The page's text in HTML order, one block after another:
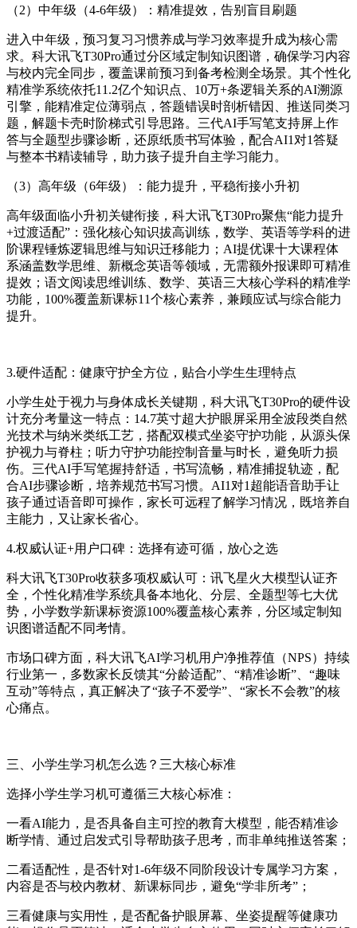
（2）中年级（4-6年级）：精准提效，告别盲目刷题
进入中年级，预习复习习惯养成与学习效率提升成为核心需
求。科大讯飞T30Pro通过分区域定制知识图谱，确保学习内容
与校内完全同步，覆盖课前预习到备考检测全场景。其个性化
精准学系统依托11.2亿个知识点、10万+条逻辑关系的AI溯源
引擎，能精准定位薄弱点，答题错误时剖析错因、推送同类习
题，解题卡壳时阶梯式引导思路。三代AI手写笔支持屏上作
答与全题型步骤诊断，还原纸质书写体验，配合AI1对1答疑
与整本书精读辅导，助力孩子提升自主学习能力。
（3）高年级（6年级）：能力提升，平稳衔接小升初
高年级面临小升初关键衔接，科大讯飞T30Pro聚焦“能力提升
+过渡适配”：强化核心知识拔高训练，数学、英语等学科的进
阶课程锤炼逻辑思维与知识迁移能力；AI提优课十大课程体
系涵盖数学思维、新概念英语等领域，无需额外报课即可精准
提效；语文阅读思维训练、数学、英语三大核心学科的精准学
功能，100%覆盖新课标11个核心素养，兼顾应试与综合能力
提升。
3.硬件适配：健康守护全方位，贴合小学生生理特点
小学生处于视力与身体成长关键期，科大讯飞T30Pro的硬件设
计充分考量这一特点：14.7英寸超大护眼屏采用全波段类自然
光技术与纳米类纸工艺，搭配双模式坐姿守护功能，从源头保
护视力与脊柱；听力守护功能控制音量与时长，避免听力损
伤。三代AI手写笔握持舒适，书写流畅，精准捕捉轨迹，配
合AI步骤诊断，培养规范书写习惯。AI1对1超能语音助手让
孩子通过语音即可操作，家长可远程了解学习情况，既培养自
主能力，又让家长省心。
4.权威认证+用户口碑：选择有迹可循，放心之选
科大讯飞T30Pro收获多项权威认可：讯飞星火大模型认证齐
全，个性化精准学系统具备本地化、分层、全题型等七大优
势，小学数学新课标资源100%覆盖核心素养，分区域定制知
识图谱适配不同考情。
市场口碑方面，科大讯飞AI学习机用户净推荐值（NPS）持续
行业第一，多数家长反馈其“分龄适配”、“精准诊断”、“趣味
互动”等特点，真正解决了“孩子不爱学”、“家长不会教”的核
心痛点。
三、小学生学习机怎么选？三大核心标准
选择小学生学习机可遵循三大核心标准：
一看AI能力，是否具备自主可控的教育大模型，能否精准诊
断学情、通过启发式引导帮助孩子思考，而非单纯推送答案；
二看适配性，是否针对1-6年级不同阶段设计专属学习方案，
内容是否与校内教材、新课标同步，避免“学非所考”；
三看健康与实用性，是否配备护眼屏幕、坐姿提醒等健康功